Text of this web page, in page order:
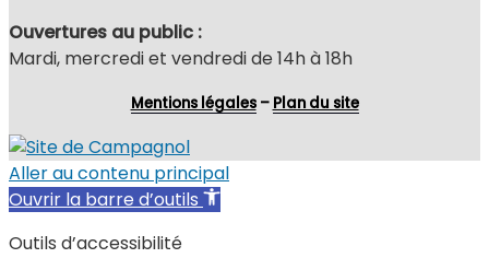
Ouvertures au public :
Mardi, mercredi et vendredi de 14h à 18h
Mentions légales– Plan du site
Aller au contenu principal
Ouvrir la barre d’outils
Outils d’accessibilité